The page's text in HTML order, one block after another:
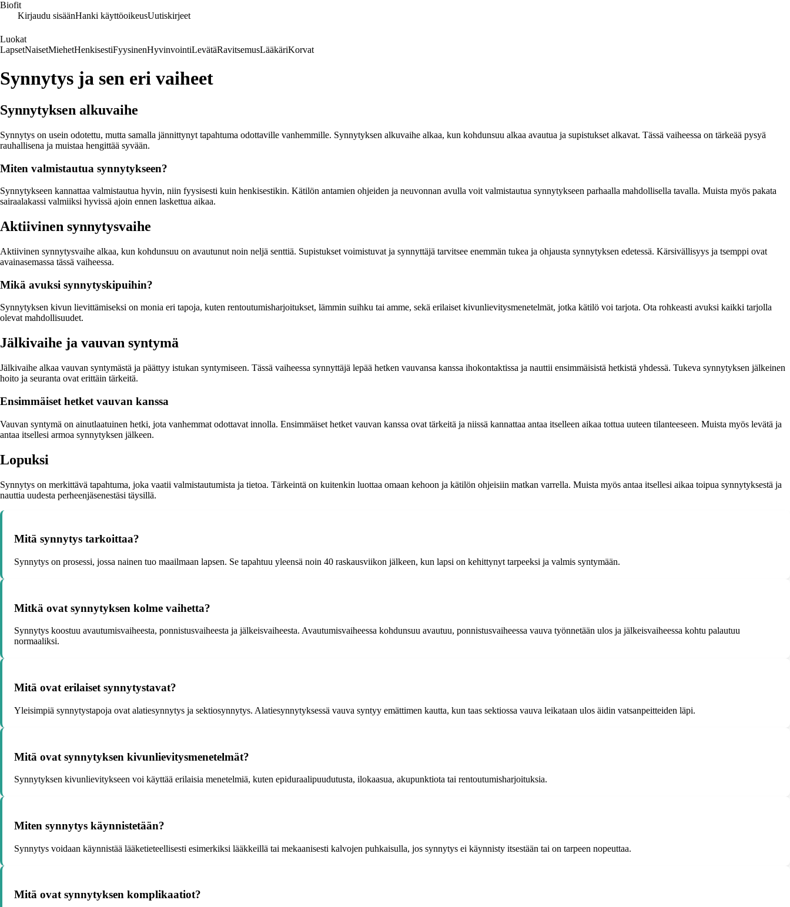
Biofit
Kirjaudu sisäänHanki käyttöoikeusUutiskirjeet
Luokat
LapsetNaisetMiehetHenkisestiFyysinenHyvinvointiLevätäRavitsemusLääkäriKorvat
Synnytys ja sen eri vaiheet
Synnytyksen alkuvaihe
Synnytys on usein odotettu, mutta samalla jännittynyt tapahtuma odottaville vanhemmille. Synnytyksen alkuvaihe alkaa, kun kohdunsuu alkaa avautua ja supistukset alkavat. Tässä vaiheessa on tärkeää pysyä
rauhallisena ja muistaa hengittää syvään.
Miten valmistautua synnytykseen?
Synnytykseen kannattaa valmistautua hyvin, niin fyysisesti kuin henkisestikin. Kätilön antamien ohjeiden ja neuvonnan avulla voit valmistautua synnytykseen parhaalla mahdollisella tavalla. Muista myös pakata
sairaalakassi valmiiksi hyvissä ajoin ennen laskettua aikaa.
Aktiivinen synnytysvaihe
Aktiivinen synnytysvaihe alkaa, kun kohdunsuu on avautunut noin neljä senttiä. Supistukset voimistuvat ja synnyttäjä tarvitsee enemmän tukea ja ohjausta synnytyksen edetessä. Kärsivällisyys ja tsemppi ovat
avainasemassa tässä vaiheessa.
Mikä avuksi synnytyskipuihin?
Synnytyksen kivun lievittämiseksi on monia eri tapoja, kuten rentoutumisharjoitukset, lämmin suihku tai amme, sekä erilaiset kivunlievitysmenetelmät, jotka kätilö voi tarjota. Ota rohkeasti avuksi kaikki tarjolla
olevat mahdollisuudet.
Jälkivaihe ja vauvan syntymä
Jälkivaihe alkaa vauvan syntymästä ja päättyy istukan syntymiseen. Tässä vaiheessa synnyttäjä lepää hetken vauvansa kanssa ihokontaktissa ja nauttii ensimmäisistä hetkistä yhdessä. Tukeva synnytyksen jälkeinen
hoito ja seuranta ovat erittäin tärkeitä.
Ensimmäiset hetket vauvan kanssa
Vauvan syntymä on ainutlaatuinen hetki, jota vanhemmat odottavat innolla. Ensimmäiset hetket vauvan kanssa ovat tärkeitä ja niissä kannattaa antaa itselleen aikaa tottua uuteen tilanteeseen. Muista myös levätä ja
antaa itsellesi armoa synnytyksen jälkeen.
Lopuksi
Synnytys on merkittävä tapahtuma, joka vaatii valmistautumista ja tietoa. Tärkeintä on kuitenkin luottaa omaan kehoon ja kätilön ohjeisiin matkan varrella. Muista myös antaa itsellesi aikaa toipua synnytyksestä ja
nauttia uudesta perheenjäsenestäsi täysillä.
Mitä synnytys tarkoittaa?
Synnytys on prosessi, jossa nainen tuo maailmaan lapsen. Se tapahtuu yleensä noin 40 raskausviikon jälkeen, kun lapsi on kehittynyt tarpeeksi ja valmis syntymään.
Mitkä ovat synnytyksen kolme vaihetta?
Synnytys koostuu avautumisvaiheesta, ponnistusvaiheesta ja jälkeisvaiheesta. Avautumisvaiheessa kohdunsuu avautuu, ponnistusvaiheessa vauva työnnetään ulos ja jälkeisvaiheessa kohtu palautuu
normaaliksi.
Mitä ovat erilaiset synnytystavat?
Yleisimpiä synnytystapoja ovat alatiesynnytys ja sektiosynnytys. Alatiesynnytyksessä vauva syntyy emättimen kautta, kun taas sektiossa vauva leikataan ulos äidin vatsanpeitteiden läpi.
Mitä ovat synnytyksen kivunlievitysmenetelmät?
Synnytyksen kivunlievitykseen voi käyttää erilaisia menetelmiä, kuten epiduraalipuudutusta, ilokaasua, akupunktiota tai rentoutumisharjoituksia.
Miten synnytys käynnistetään?
Synnytys voidaan käynnistää lääketieteellisesti esimerkiksi lääkkeillä tai mekaanisesti kalvojen puhkaisulla, jos synnytys ei käynnisty itsestään tai on tarpeen nopeuttaa.
Mitä ovat synnytyksen komplikaatiot?